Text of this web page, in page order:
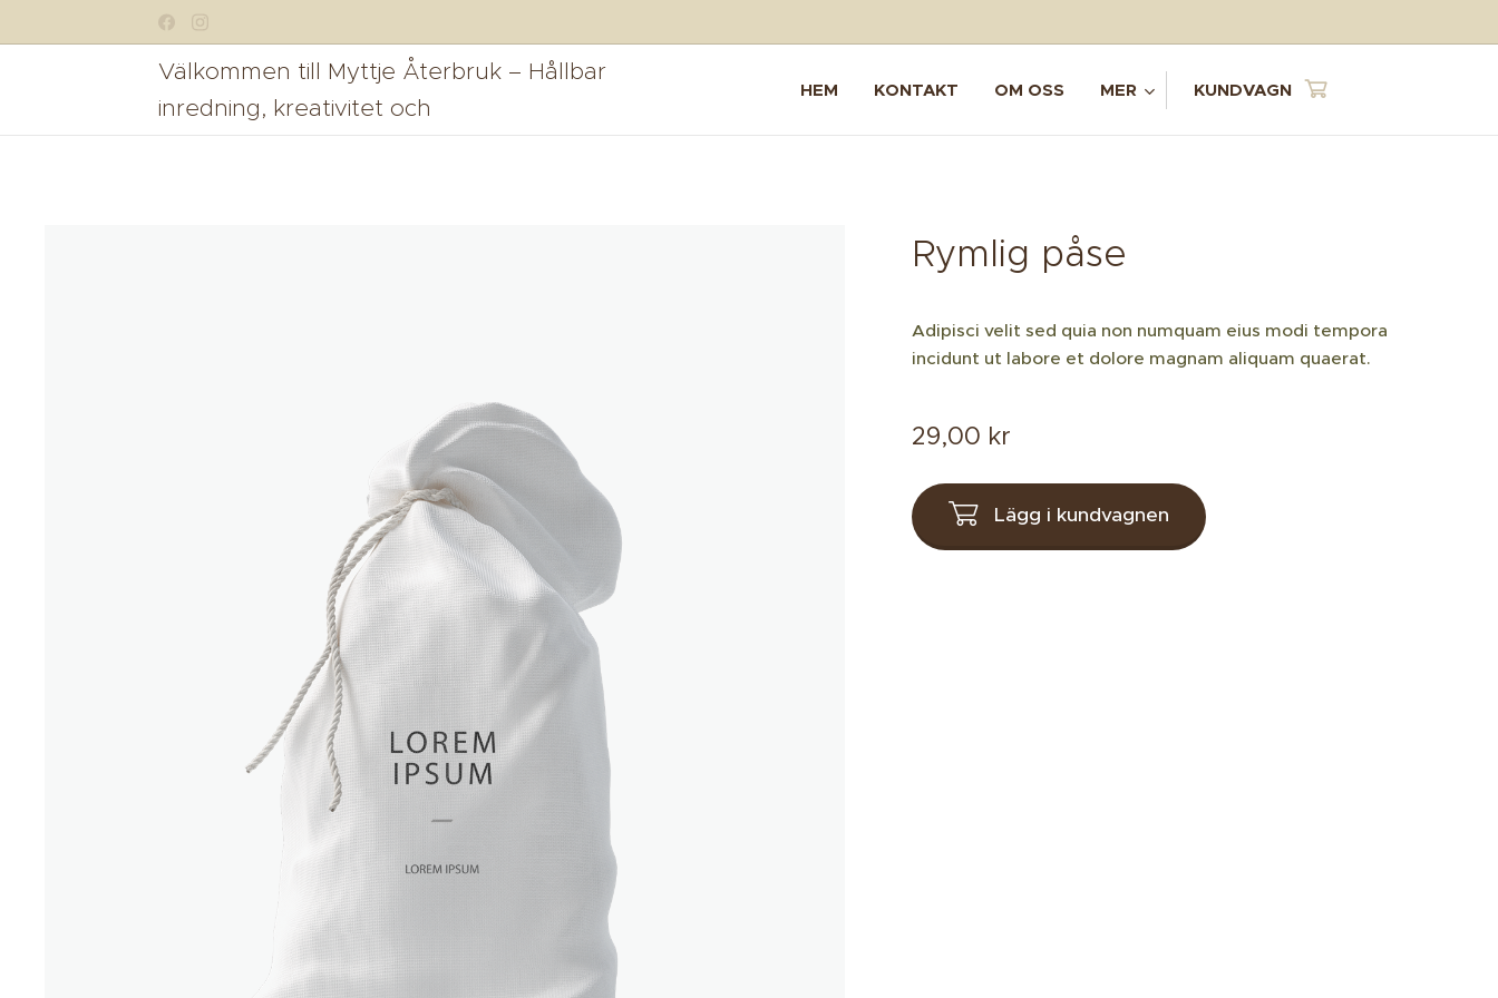
Välkommen till Myttje Återbruk – Hållbar
inredning, kreativitet och
HEM KONTAKT OM OSS MER KUNDVAGN
Rymlig påse
Adipisci velit sed quia non numquam eius modi tempora
incidunt ut labore et dolore magnam aliquam quaerat.
29,00 kr
Lägg i kundvagnen